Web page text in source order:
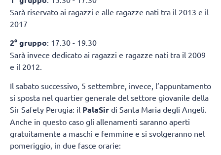
Sarà riservato ai ragazzi e alle ragazze nati tra il 2013 e il
2017
2° gruppo: 17.30 - 19.30
Sarà invece dedicato ai ragazzi e ragazze nati tra il 2009
e il 2012.
Il sabato successivo, 5 settembre, invece, l’appuntamento
si sposta nel quartier generale del settore giovanile della
Sir Safety Perugia: il PalaSir di Santa Maria degli Angeli.
Anche in questo caso gli allenamenti saranno aperti
gratuitamente a maschi e femmine e si svolgeranno nel
pomeriggio, in due fasce orarie: